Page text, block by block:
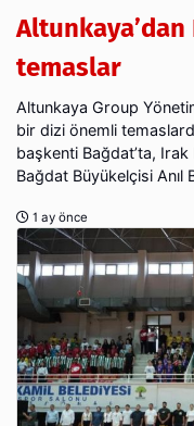
temaslar
Altunkaya Group
bir dizi önemli
başkenti Bağdat’ta, Irak
Bağdat Büyükelçisi Anıl
1 ay önce